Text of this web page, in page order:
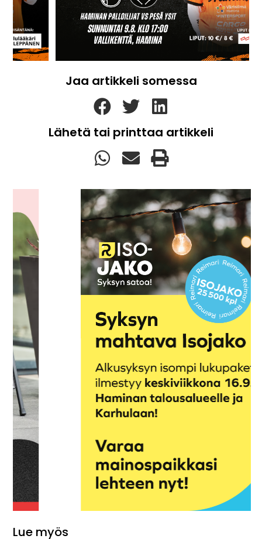
Jaa artikkeli somessa
Lähetä tai printtaa artikkeli
Lue myös